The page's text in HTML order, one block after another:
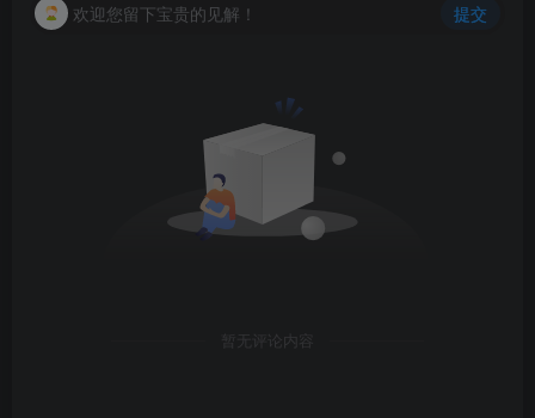
欢迎您留下宝贵的见解！ 提交
暂无评论内容